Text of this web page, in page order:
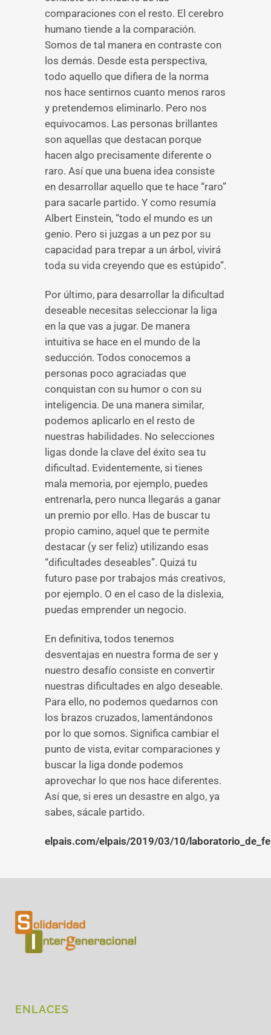
comparaciones con el resto. El cerebro
humano tiende a la comparación.
Somos de tal manera en contraste con
los demás. Desde esta perspectiva,
todo aquello que difiera de la norma
nos hace sentirnos cuanto menos raros
y pretendemos eliminarlo. Pero nos
equivocamos. Las personas brillantes
son aquellas que destacan porque
hacen algo precisamente diferente o
raro. Así que una buena idea consiste
en desarrollar aquello que te hace “raro”
para sacarle partido. Y como resumía
Albert Einstein, “todo el mundo es un
genio. Pero si juzgas a un pez por su
capacidad para trepar a un árbol, vivirá
toda su vida creyendo que es estúpido”.
Por último, para desarrollar la dificultad
deseable necesitas seleccionar la liga
en la que vas a jugar. De manera
intuitiva se hace en el mundo de la
seducción. Todos conocemos a
personas poco agraciadas que
conquistan con su humor o con su
inteligencia. De una manera similar,
podemos aplicarlo en el resto de
nuestras habilidades. No selecciones
ligas donde la clave del éxito sea tu
dificultad. Evidentemente, si tienes
mala memoria, por ejemplo, puedes
entrenarla, pero nunca llegarás a ganar
un premio por ello. Has de buscar tu
propio camino, aquel que te permite
destacar (y ser feliz) utilizando esas
“dificultades deseables”. Quizá tu
futuro pase por trabajos más creativos,
por ejemplo. O en el caso de la dislexia,
puedas emprender un negocio.
En definitiva, todos tenemos
desventajas en nuestra forma de ser y
nuestro desafío consiste en convertir
nuestras dificultades en algo deseable.
Para ello, no podemos quedarnos con
los brazos cruzados, lamentándonos
por lo que somos. Significa cambiar el
punto de vista, evitar comparaciones y
buscar la liga donde podemos
aprovechar lo que nos hace diferentes.
Así que, si eres un desastre en algo, ya
sabes, sácale partido.
elpais.com/elpais/2019/03/10/
ENLACES